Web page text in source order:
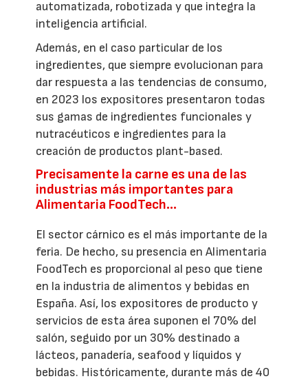
automatizada, robotizada y que integra la
inteligencia artificial.
Además, en el caso particular de los
ingredientes, que siempre evolucionan para
dar respuesta a las tendencias de consumo,
en 2023 los expositores presentaron todas
sus gamas de ingredientes funcionales y
nutracéuticos e ingredientes para la
creación de productos plant-based.
Precisamente la carne es una de las
industrias más importantes para
Alimentaria FoodTech…
El sector cárnico es el más importante de la
feria. De hecho, su presencia en Alimentaria
FoodTech es proporcional al peso que tiene
en la industria de alimentos y bebidas en
España. Así, los expositores de producto y
servicios de esta área suponen el 70% del
salón, seguido por un 30% destinado a
lácteos, panadería, seafood y líquidos y
bebidas. Históricamente, durante más de 40